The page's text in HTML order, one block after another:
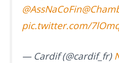
@AssNaCoFin
pic.twitter.com/
— Cardif (@cardif_fr)